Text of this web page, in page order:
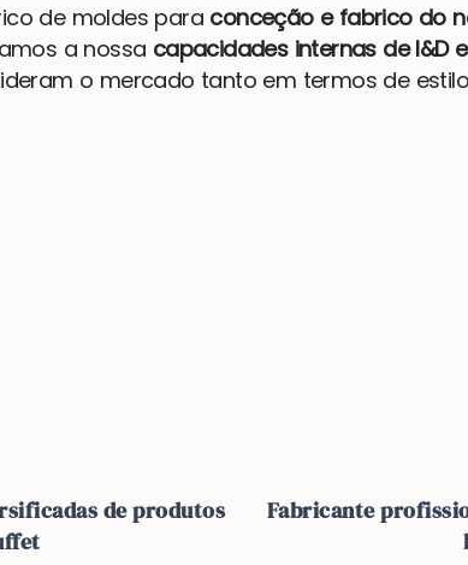
de moldes para conceção e fabrico do
a nossa capacidades internas de I&D
o mercado tanto em termos de
de produtos
Fabricante